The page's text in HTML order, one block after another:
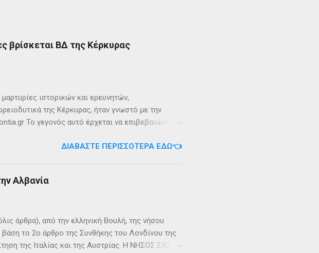
βρίσκεται ΒΔ της Κέρκυρας
ιστορικών και ερευνητών,
της Κέρκυρας, ήταν γνωστό με την
Το γεγονός αυτό έρχεται να επιβεβαιώσει
, κόρης του Άτλαντα η οποία ζούσε σε μία
έντονη ευωδία από κυπαρίσσι. Φεύγωντας ο
ΔΙΑΒΆΣΤΕ ΠΕΡΙΣΣΌΤΕΡΑ ΕΔΏ👈
Αλβανία
άρθρα), από την ελληνική Βουλή, της νήσου
το 2ο άρθρο της Συνθήκης του Λονδίνου της
της Ιταλίας και της Αυστρίας. Η ΝΗΣΟΣ ΣΑΣΩΝ